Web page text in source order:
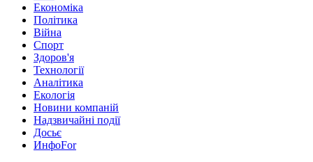
Економіка
Політика
Війна
Спорт
Здоров'я
Технології
Аналітика
Екологія
Новини компаній
Надзвичайні події
Досьє
ИнфоFor